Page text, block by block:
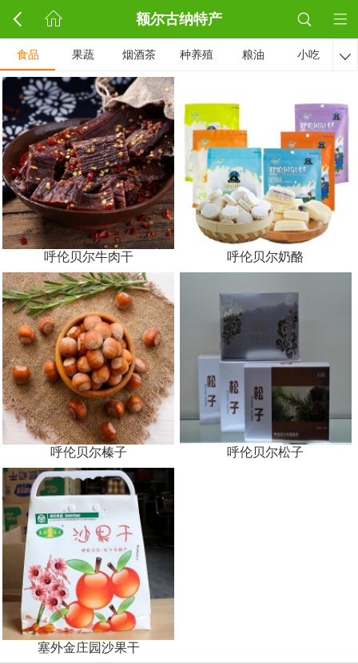
额尔古纳特产
食品 果蔬 烟酒茶 种养殖 粮油 小吃 
呼伦贝尔牛肉干 呼伦贝尔奶酪
呼伦贝尔榛子 呼伦贝尔松子
塞外金庄园沙果干